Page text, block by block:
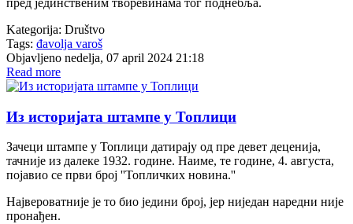
Kategorija: Društvo
Tags: đavolja varoš
Objavljeno nedelja, 07 april 2024 21:18
Read more
Из историјата штампе у Топлици
Зачеци штампе у Топлици датирају од пре девет деценија,
тачније из далеке 1932. године. Наиме, те године, 4. августа,
појавио се први број ''Топличких новина.''
Највероватније је то био једини број, јер ниједан наредни није
пронађен.